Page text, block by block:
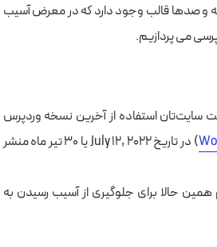
و صدها قالب وجود دارد که در معرض آسیب
می پردازیم.
سایت‌تان استفاده از آخرین نسخه وردپرس
) در تاریخ July 12, 2022 یا ۳۰ تیر ماه منشر
می‌کنیم همین حالا برای جلوگیری از آسیب رسیدن به